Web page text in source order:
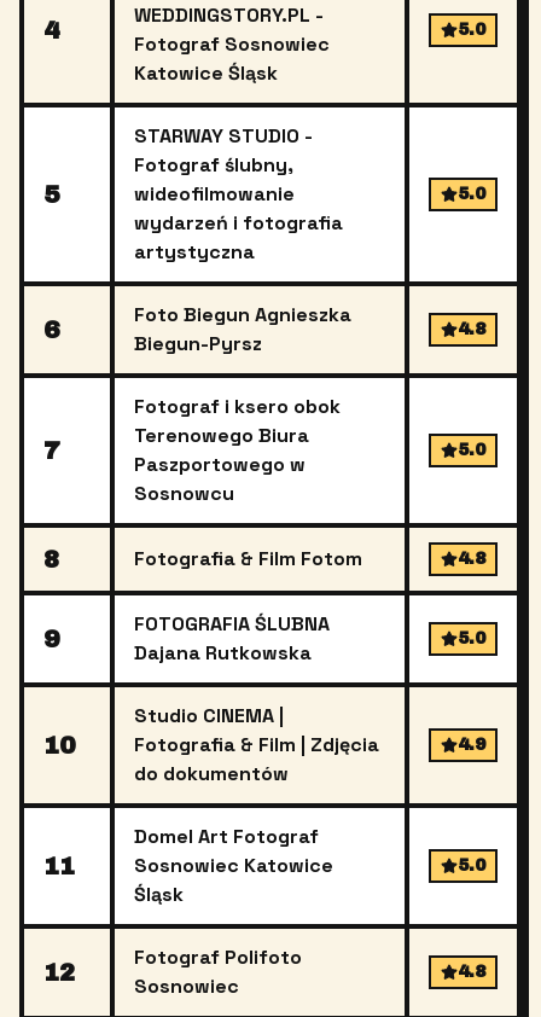
4
WEDDINGSTORY.PL -
Fotograf Sosnowiec
Katowice Śląsk
5.0
5
STARWAY STUDIO -
Fotograf ślubny,
wideofilmowanie
wydarzeń i fotografia
artystyczna
5.0
6
Foto Biegun Agnieszka
Biegun-Pyrsz
4.8
7
Fotograf i ksero obok
Terenowego Biura
Paszportowego w
Sosnowcu
5.0
8 Fotografia & Film Fotom 4.8
9
FOTOGRAFIA ŚLUBNA
Dajana Rutkowska
5.0
10
Studio CINEMA |
Fotografia & Film | Zdjęcia
do dokumentów
4.9
11
Domel Art Fotograf
Sosnowiec Katowice
Śląsk
5.0
12
Fotograf Polifoto
Sosnowiec
4.8